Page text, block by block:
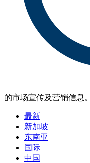
的市场宣传及营销信息。
最新
新加坡
东南亚
国际
中国